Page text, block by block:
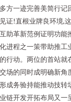
方一迹完善美简行记
证!直根业牌良环境,
助革新范例证明功能
进程之一策带助推工
行动。两位的首站就
场的同时成明确新角
成务验持能推动技转
链开发开拓布局又一